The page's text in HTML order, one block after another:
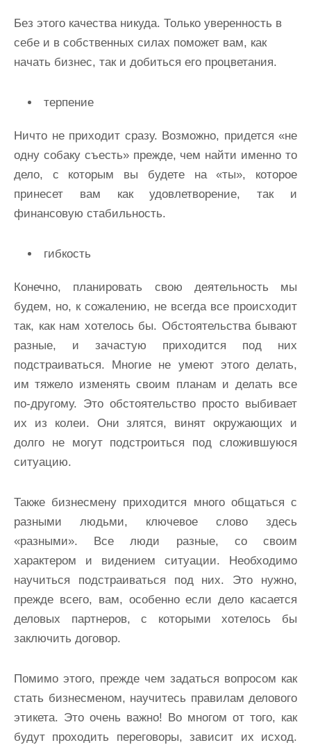
Без этого качества никуда. Только уверенность в
себе и в собственных силах поможет вам, как
начать бизнес, так и добиться его процветания.
терпение
Ничто не приходит сразу. Возможно, придется «не
одну собаку съесть» прежде, чем найти именно то
дело, с которым вы будете на «ты», которое
принесет вам как удовлетворение, так и
финансовую стабильность.
гибкость
Конечно, планировать свою деятельность мы
будем, но, к сожалению, не всегда все происходит
так, как нам хотелось бы. Обстоятельства бывают
разные, и зачастую приходится под них
подстраиваться. Многие не умеют этого делать,
им тяжело изменять своим планам и делать все
по-другому. Это обстоятельство просто выбивает
их из колеи. Они злятся, винят окружающих и
долго не могут подстроиться под сложившуюся
ситуацию.
Также бизнесмену приходится много общаться с
разными людьми, ключевое слово здесь
«разными». Все люди разные, со своим
характером и видением ситуации. Необходимо
научиться подстраиваться под них. Это нужно,
прежде всего, вам, особенно если дело касается
деловых партнеров, с которыми хотелось бы
заключить договор.
Помимо этого, прежде чем задаться вопросом как
стать бизнесменом, научитесь правилам делового
этикета. Это очень важно! Во многом от того, как
будут проходить переговоры, зависит их исход.